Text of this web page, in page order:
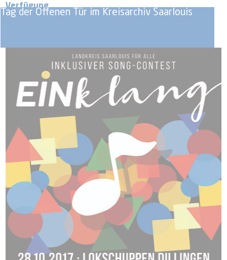
Tag der Offenen Tür im Kreisarchiv Saarlouis
Verfügung.